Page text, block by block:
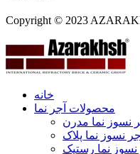
Copyright © 2023
خانه
محصولات آجر نما
نسوز نما مدرن
آجر نسوز نما پلاک
نسوز نما رستیک